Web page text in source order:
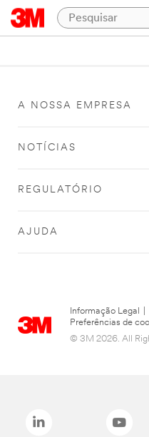
A NOSSA EMPRESA
NOTÍCIAS
REGULATÓRIO
AJUDA
Informação Legal
Preferências de
© 3M 2026. All